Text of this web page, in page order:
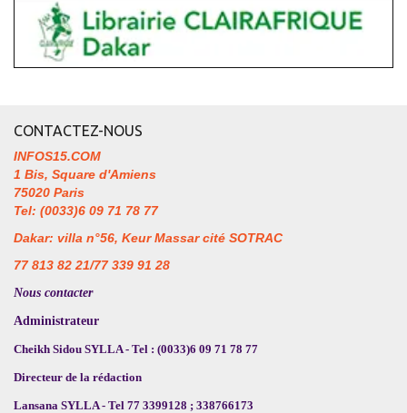
CONTACTEZ-NOUS
INFOS15.COM
1 Bis, Square d'Amiens
75020 Paris
Tel: (0033)6 09 71 78 77
Dakar: villa n°56, Keur Massar cité SOTRAC
77 813 82 21/77 339 91 28
Nous contacter
Administrateur
Cheikh Sidou SYLLA - Tel : (0033)6 09 71 78 77
Directeur de la rédaction
Lansana SYLLA - Tel 77 3399128 ; 338766173